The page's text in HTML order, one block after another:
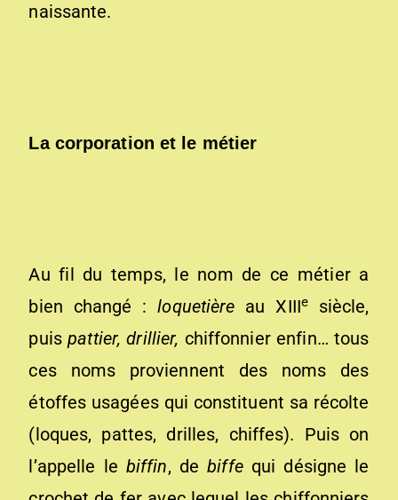
naissante.
La corporation et le métier
Au fil du temps, le nom de ce métier a
bien changé :loquetière au XIIIesiècle,
puispattier, drillier, chiffonnier enfin… tous
ces noms proviennent des noms des
étoffes usagées qui constituent sa récolte
(loques, pattes, drilles, chiffes). Puis on
l’appelle le biffin, debiffequi désigne le